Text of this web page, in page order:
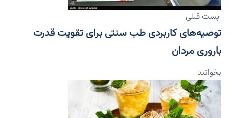
پست قبلی
توصیه‌های کاربردی طب سنتی برای تقویت قدرت
باروری مردان
بخوانید